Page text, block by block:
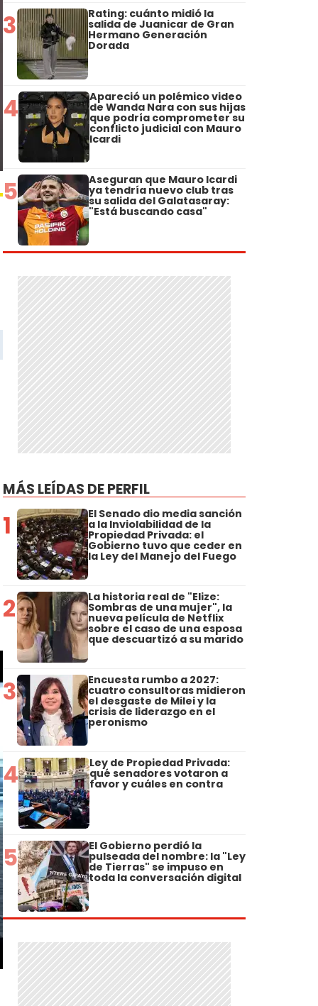
3 Rating: cuánto midió la
salida de Juanicar de Gran
Hermano Generación
Dorada
4 Apareció un polémico video
de Wanda Nara con sus hijas
que podría comprometer su
conflicto judicial con Mauro
Icardi
5 Aseguran que Mauro Icardi
ya tendría nuevo club tras
su salida del Galatasaray:
"Está buscando casa"
MÁS LEÍDAS DE PERFIL
1 El Senado dio media sanción
a la Inviolabilidad de la
Propiedad Privada: el
Gobierno tuvo que ceder en
la Ley del Manejo del Fuego
2 La historia real de "Elize:
Sombras de una mujer", la
nueva película de Netflix
sobre el caso de una esposa
que descuartizó a su marido
3 Encuesta rumbo a 2027:
cuatro consultoras midieron
el desgaste de Milei y la
crisis de liderazgo en el
peronismo
4 Ley de Propiedad Privada:
qué senadores votaron a
favor y cuáles en contra
5 El Gobierno perdió la
pulseada del nombre: la "Ley
de Tierras" se impuso en
toda la conversación digital